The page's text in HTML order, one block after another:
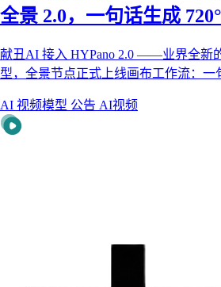
全景 2.0，一句话生成
献丑AI 接入 HYPano 2.0 ——业界全新
型，全景节点正式上线画布工作流：一
AI 视频模型 公告 AI视频